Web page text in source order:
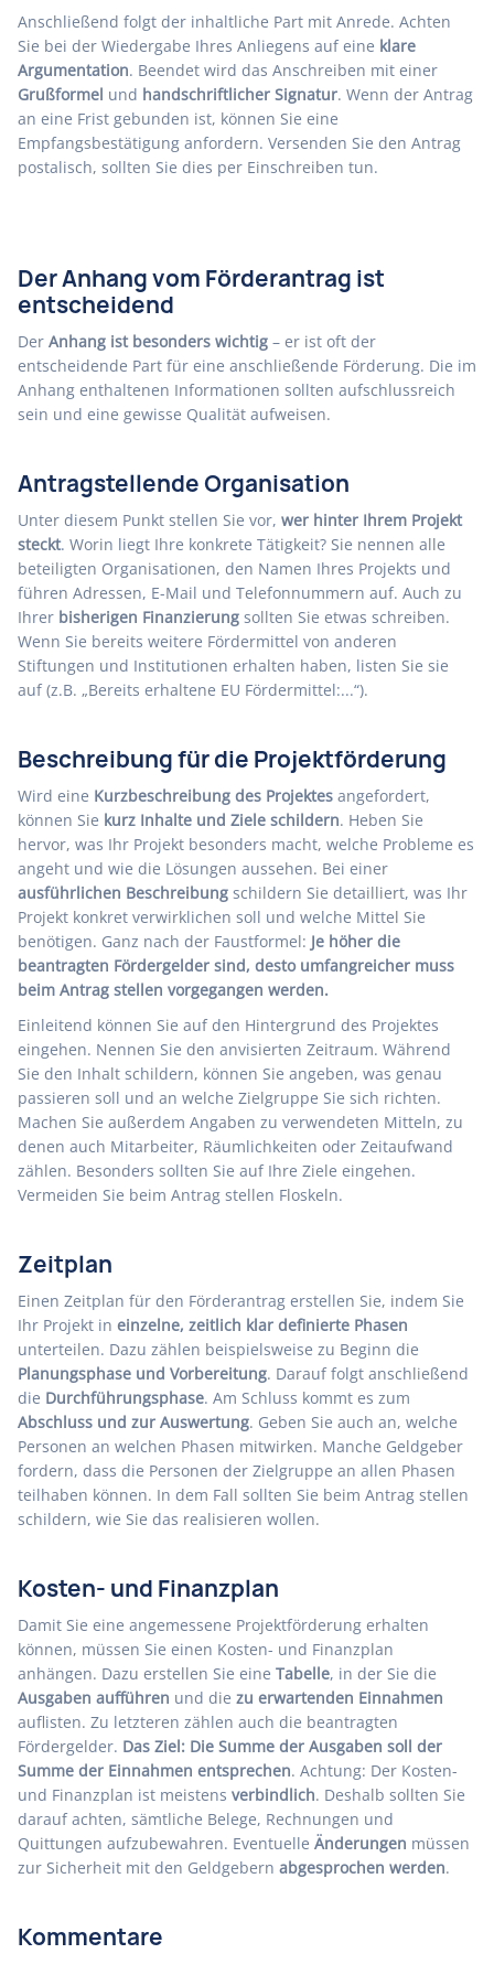
Anschließend folgt der inhaltliche Part mit Anrede. Achten
Sie bei der Wiedergabe Ihres Anliegens auf eine klare
Argumentation. Beendet wird das Anschreiben mit einer
Grußformel und handschriftlicher Signatur. Wenn der Antrag
an eine Frist gebunden ist, können Sie eine
Empfangsbestätigung anfordern. Versenden Sie den Antrag
postalisch, sollten Sie dies per Einschreiben tun.
Der Anhang vom Förderantrag ist
entscheidend
Der Anhang ist besonders wichtig – er ist oft der
entscheidende Part für eine anschließende Förderung. Die im
Anhang enthaltenen Informationen sollten aufschlussreich
sein und eine gewisse Qualität aufweisen.
Antragstellende Organisation
Unter diesem Punkt stellen Sie vor, wer hinter Ihrem Projekt
steckt. Worin liegt Ihre konkrete Tätigkeit? Sie nennen alle
beteiligten Organisationen, den Namen Ihres Projekts und
führen Adressen, E-Mail und Telefonnummern auf. Auch zu
Ihrer bisherigen Finanzierung sollten Sie etwas schreiben.
Wenn Sie bereits weitere Fördermittel von anderen
Stiftungen und Institutionen erhalten haben, listen Sie sie
auf (z.B. „Bereits erhaltene EU Fördermittel:...“).
Beschreibung für die Projektförderung
Wird eine Kurzbeschreibung des Projektes angefordert,
können Sie kurz Inhalte und Ziele schildern. Heben Sie
hervor, was Ihr Projekt besonders macht, welche Probleme es
angeht und wie die Lösungen aussehen. Bei einer
ausführlichen Beschreibung schildern Sie detailliert, was Ihr
Projekt konkret verwirklichen soll und welche Mittel Sie
benötigen. Ganz nach der Faustformel: Je höher die
beantragten Fördergelder sind, desto umfangreicher muss
beim Antrag stellen vorgegangen werden.
Einleitend können Sie auf den Hintergrund des Projektes
eingehen. Nennen Sie den anvisierten Zeitraum. Während
Sie den Inhalt schildern, können Sie angeben, was genau
passieren soll und an welche Zielgruppe Sie sich richten.
Machen Sie außerdem Angaben zu verwendeten Mitteln, zu
denen auch Mitarbeiter, Räumlichkeiten oder Zeitaufwand
zählen. Besonders sollten Sie auf Ihre Ziele eingehen.
Vermeiden Sie beim Antrag stellen Floskeln.
Zeitplan
Einen Zeitplan für den Förderantrag erstellen Sie, indem Sie
Ihr Projekt in einzelne, zeitlich klar definierte Phasen
unterteilen. Dazu zählen beispielsweise zu Beginn die
Planungsphase und Vorbereitung. Darauf folgt anschließend
die Durchführungsphase. Am Schluss kommt es zum
Abschluss und zur Auswertung. Geben Sie auch an, welche
Personen an welchen Phasen mitwirken. Manche Geldgeber
fordern, dass die Personen der Zielgruppe an allen Phasen
teilhaben können. In dem Fall sollten Sie beim Antrag stellen
schildern, wie Sie das realisieren wollen.
Kosten- und Finanzplan
Damit Sie eine angemessene Projektförderung erhalten
können, müssen Sie einen Kosten- und Finanzplan
anhängen. Dazu erstellen Sie eine Tabelle, in der Sie die
Ausgaben aufführen und die zu erwartenden Einnahmen
auflisten. Zu letzteren zählen auch die beantragten
Fördergelder. Das Ziel: Die Summe der Ausgaben soll der
Summe der Einnahmen entsprechen. Achtung: Der Kosten-
und Finanzplan ist meistens verbindlich. Deshalb sollten Sie
darauf achten, sämtliche Belege, Rechnungen und
Quittungen aufzubewahren. Eventuelle Änderungen müssen
zur Sicherheit mit den Geldgebern abgesprochen werden.
Kommentare